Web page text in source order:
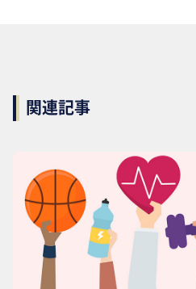
関連記事